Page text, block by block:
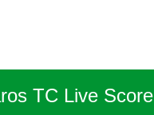
TC Live Score